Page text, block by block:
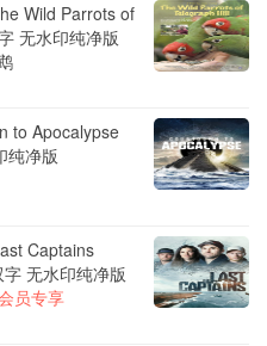
Wild Parrots of
无水印纯净版
to Apocalypse
纯净版
Captains
无水印纯净版
员专享